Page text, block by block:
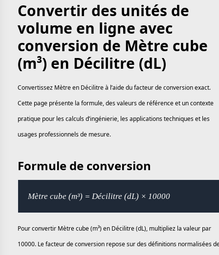
Convertir des unités de
volume en ligne avec
conversion de Mètre cube
(m³) en Décilitre (dL)
Convertissez Mètre en Décilitre à l’aide du facteur de conversion exact.
Cette page présente la formule, des valeurs de référence et un contexte
pratique pour les calculs d’ingénierie, les applications techniques et les
usages professionnels de mesure.
Formule de conversion
Mètre cube (m³) = Décilitre (dL) × 10000
Pour convertir Mètre cube (m³) en Décilitre (dL), multipliez la valeur par
10000. Le facteur de conversion repose sur des définitions normalisées